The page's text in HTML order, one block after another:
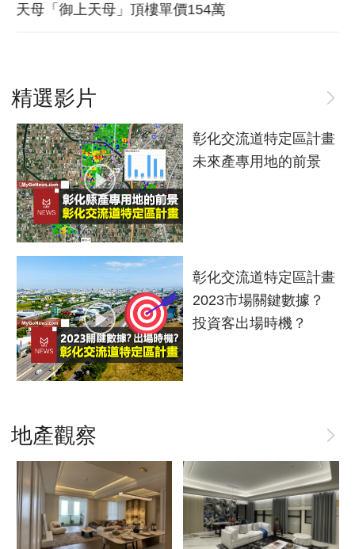
天母「御上天母」頂樓單價154萬
將捷集團「北大特區」推出「將捷朗學」
北大學勤路VS.北市仁愛路，1/3價享綠蔭廊道
北大特區生活6特色，形塑國際居住環境品質
做住戶一輩子靠山 桃績優品牌「展志建設」
以自住心蓋房
建商注意！桃園建築工地「2項新規定」
龜山善捷段、興安段社會住宅開工
品牌建商聯手國際頂奢品牌 創造尊榮生活新
高度
一線建商成為Q4購屋首選
台中「這」類型醫療中心周邊房市最夯！
南科營業額破兆元，科技新貴帶動房市
台南市南區鹽埕段國有4土地公告招商
台南新都安居B社宅 統包工程招標
橋科複製「南科模式+竹科效應」房產長期
穩健增值
北高雄「科技4金剛」讓橋科第一排的燕巢區受惠
高大特區 近＆靜「名宅」短距輕鬆滿足民生所需
精選影片
彰化交流道特定區計畫
未來產專用地的前景
彰化交流道特定區計畫
2023市場關鍵數據？
投資客出場時機？
地產觀察